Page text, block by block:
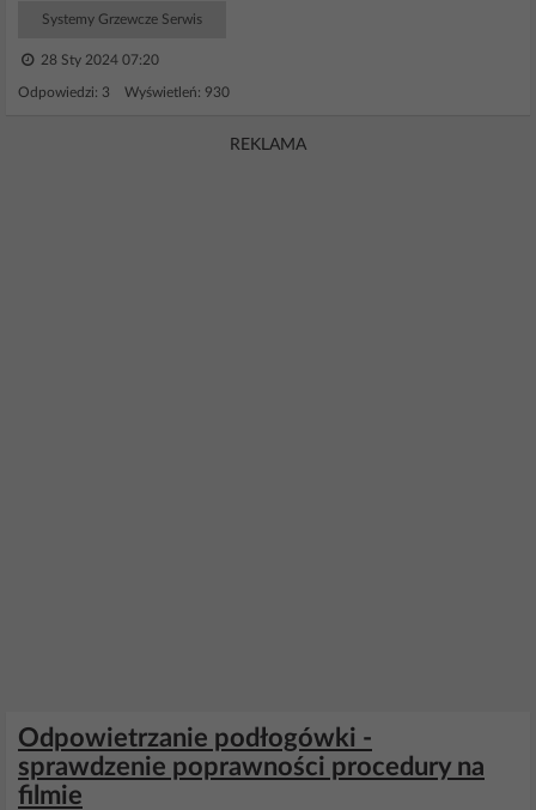
Systemy Grzewcze Serwis
28 Sty 2024 07:20
Odpowiedzi: 3 Wyświetleń: 930
REKLAMA
Odpowietrzanie podłogówki -
sprawdzenie poprawności procedury na
filmie